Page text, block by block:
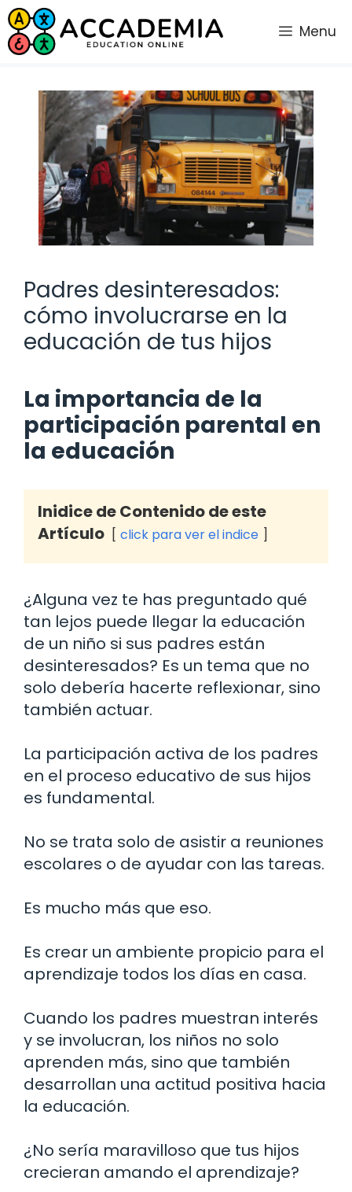
Saltar
al
contenido
Menu
Padres desinteresados:
cómo involucrarse en la
educación de tus hijos
La importancia de la
participación parental en
la educación
Inidice de Contenido de este
Artículo
click para ver el indice
¿Alguna vez te has preguntado qué
tan lejos puede llegar la educación
de un niño si sus padres están
desinteresados? Es un tema que no
solo debería hacerte reflexionar, sino
también actuar.
La participación activa de los padres
en el proceso educativo de sus hijos
es fundamental.
No se trata solo de asistir a reuniones
escolares o de ayudar con las tareas.
Es mucho más que eso.
Es crear un ambiente propicio para el
aprendizaje todos los días en casa.
Cuando los padres muestran interés
y se involucran, los niños no solo
aprenden más, sino que también
desarrollan una actitud positiva hacia
la educación.
¿No sería maravilloso que tus hijos
crecieran amando el aprendizaje?